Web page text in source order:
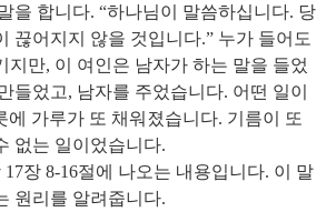
을 합니다. “하나님이 말씀하십니다. 당
끊어지지 않을 것입니다.” 누가 들어도
지만, 이 여인은 남자가 하는 말을 들었
들었고, 남자를 주었습니다. 어떤 일이
에 가루가 또 채워졌습니다. 기름이 또
없는 일이었습니다.
장 8-16절에 나오는 내용입니다. 이 말
원리를 알려줍니다.